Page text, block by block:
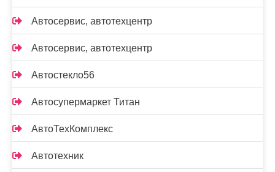
Автосервис, автотехцентр
Автосервис, автотехцентр
Автостекло56
Автосупермаркет Титан
АвтоТехКомплекс
Автотехник